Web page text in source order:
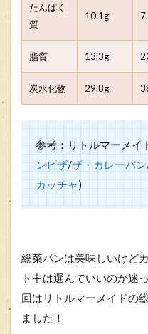
たんぱく
質
10.1g
脂質 13.3g
炭水化物 29.8g
参考：リトルマーメイ
ンピザ/ザ・カレーパン
カッチャ)
総菜パンは美味しいけど
ト中は選んでいいのか迷
回はリトルマーメイドの
ました！